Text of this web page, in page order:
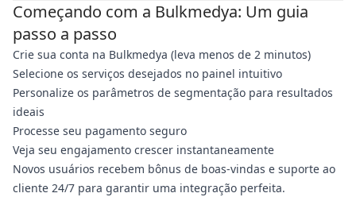
Começando com a Bulkmedya: Um guia
passo a passo
Crie sua conta na Bulkmedya (leva menos de 2 minutos)
Selecione os serviços desejados no painel intuitivo
Personalize os parâmetros de segmentação para resultados
ideais
Processe seu pagamento seguro
Veja seu engajamento crescer instantaneamente
Novos usuários recebem bônus de boas-vindas e suporte ao
cliente 24/7 para garantir uma integração perfeita.